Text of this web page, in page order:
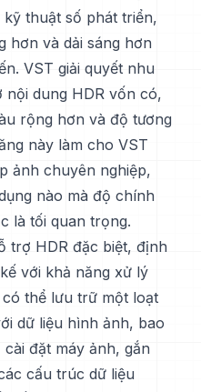
thuật số phát triển,
hơn và dải sáng hơn
VST giải quyết nhu
dung HDR vốn có,
rộng hơn và độ tương
này làm cho VST
ảnh chuyên nghiệp,
nào mà độ chính
là tối quan trọng.
trợ HDR đặc biệt, định
với khả năng xử lý
thể lưu trữ một loạt
dữ liệu hình ảnh, bao
đặt máy ảnh, gắn
cấu trúc dữ liệu